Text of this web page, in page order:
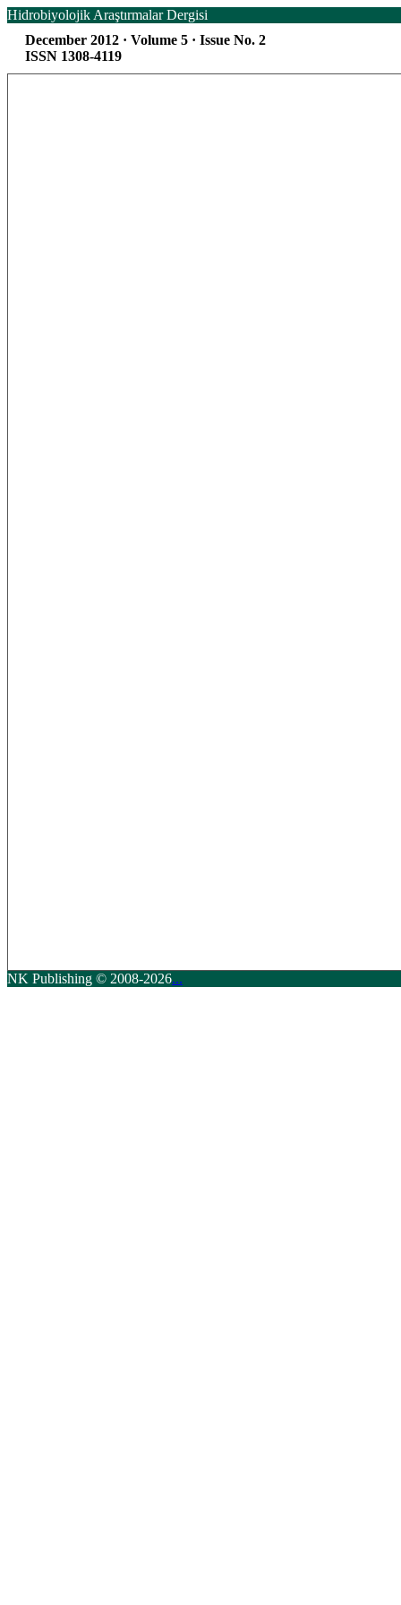
Hidrobiyolojik Araştırmalar Dergisi
December 2012 · Volume 5 · Issue No. 2
ISSN 1308-4119
NK Publishing © 2008-2026...